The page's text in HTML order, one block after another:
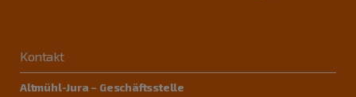
Kontakt
Altmühl-Jura – Geschäftsstelle